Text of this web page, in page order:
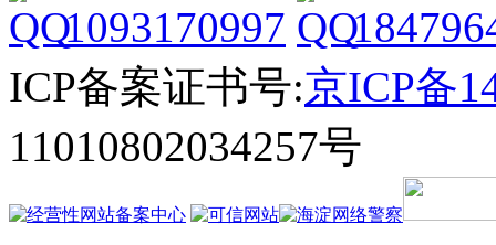
1093170997
ICP备案证书号:京ICP备
11010802034257号